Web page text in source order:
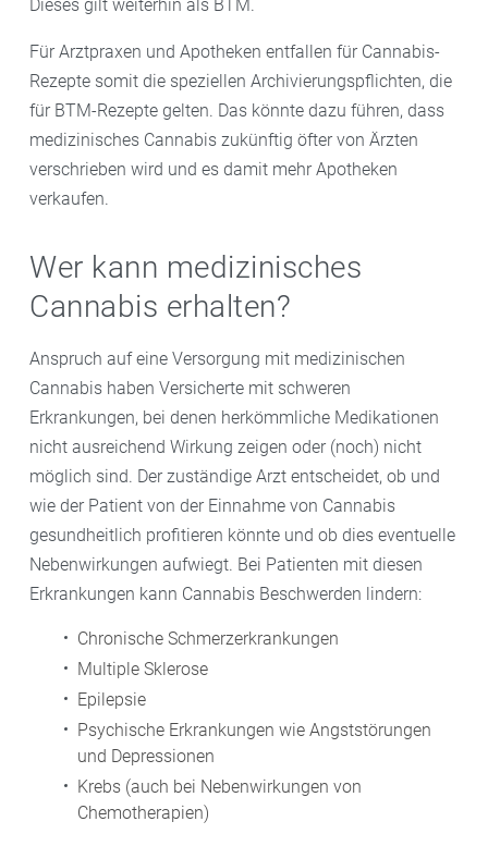
Dieses gilt weiterhin als BTM.
Für Arztpraxen und Apotheken entfallen für Cannabis-
Rezepte somit die speziellen Archivierungspflichten, die
für BTM-Rezepte gelten. Das könnte dazu führen, dass
medizinisches Cannabis zukünftig öfter von Ärzten
verschrieben wird und es damit mehr Apotheken
verkaufen.
Wer kann medizinisches
Cannabis erhalten?
Anspruch auf eine Versorgung mit medizinischen
Cannabis haben Versicherte mit schweren
Erkrankungen, bei denen herkömmliche Medikationen
nicht ausreichend Wirkung zeigen oder (noch) nicht
möglich sind. Der zuständige Arzt entscheidet, ob und
wie der Patient von der Einnahme von Cannabis
gesundheitlich profitieren könnte und ob dies eventuelle
Nebenwirkungen aufwiegt. Bei Patienten mit diesen
Erkrankungen kann Cannabis Beschwerden lindern:
Chronische Schmerzerkrankungen
Multiple Sklerose
Epilepsie
Psychische Erkrankungen wie Angststörungen
und Depressionen
Krebs (auch bei Nebenwirkungen von
Chemotherapien)